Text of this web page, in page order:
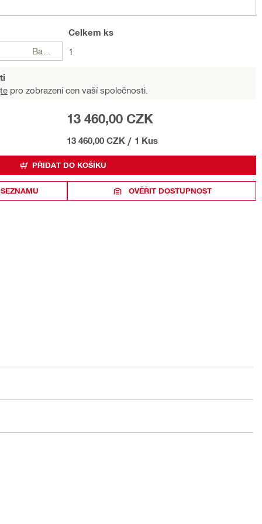
Celkem ks
1
pro zobrazení cen vaší společnosti.
13 460,00 CZK
13 460,00 CZK / 1 Kus
PŘIDAT DO KOŠÍKU
OVĚŘIT DOSTUPNOST